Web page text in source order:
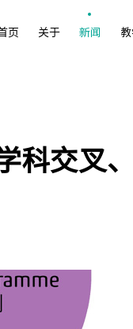
页 关于 新闻
科交叉